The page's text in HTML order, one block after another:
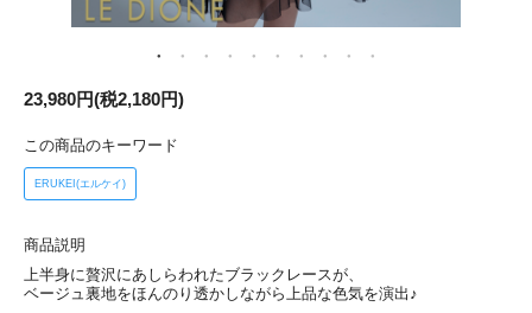
23,980円(税2,180円)
この商品のキーワード
ERUKEI(エルケイ)
商品説明
上半身に贅沢にあしらわれたブラックレースが、
ベージュ裏地をほんのり透かしながら上品な色気を演出♪